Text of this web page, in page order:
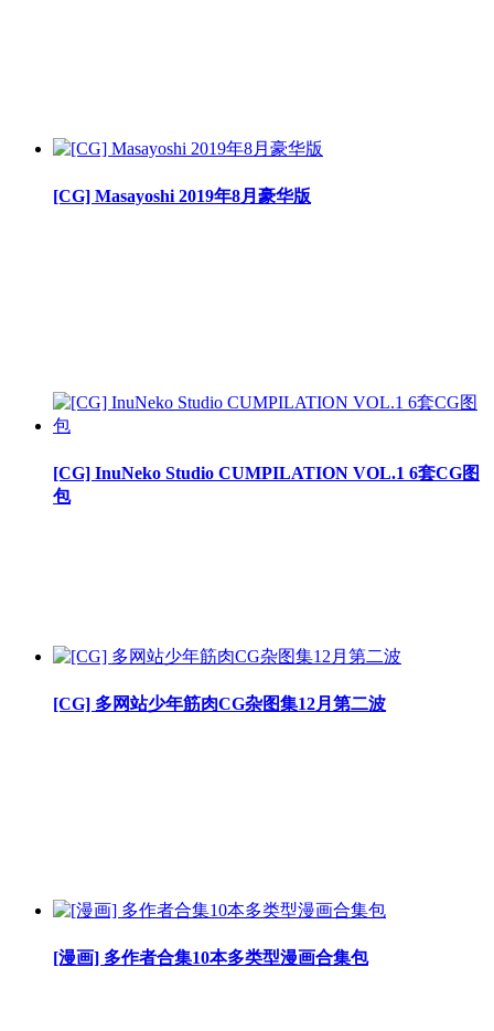
[CG] Masayoshi 2019年8月豪华版
[CG] InuNeko Studio CUMPILATION VOL.1 6套CG图
包
[CG] 多网站少年筋肉CG杂图集12月第二波
[漫画] 多作者合集10本多类型漫画合集包